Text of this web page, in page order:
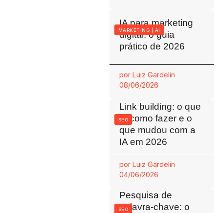
MARKETING AI
IA para marketing
digital: o guia
prático de 2026
por Luiz Gardelin
08/06/2026
SEO
Link building: o que
é, como fazer e o
que mudou com a
IA em 2026
por Luiz Gardelin
04/06/2026
SEO
Pesquisa de
palavra-chave: o